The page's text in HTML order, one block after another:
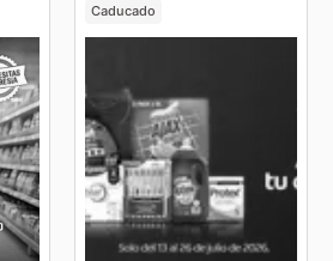
Caducado